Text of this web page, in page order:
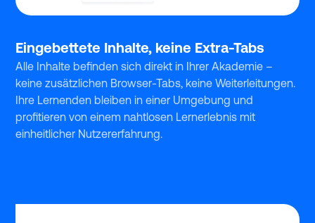
Eingebettete Inhalte, keine Extra-Tabs
Alle Inhalte befinden sich direkt in Ihrer Akademie –
keine zusätzlichen Browser-Tabs, keine Weiterleitungen.
Ihre Lernenden bleiben in einer Umgebung und
profitieren von einem nahtlosen Lernerlebnis mit
einheitlicher Nutzererfahrung.